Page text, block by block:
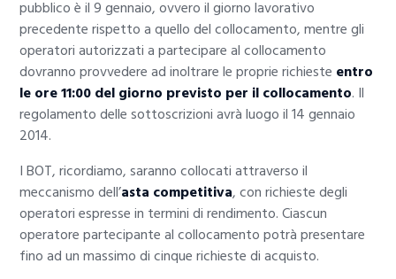
pubblico è il 9 gennaio, ovvero il giorno lavorativo
precedente rispetto a quello del collocamento, mentre gli
operatori autorizzati a partecipare al collocamento
dovranno provvedere ad inoltrare le proprie richieste entro
le ore 11:00 del giorno previsto per il collocamento. Il
regolamento delle sottoscrizioni avrà luogo il 14 gennaio
2014.
I BOT, ricordiamo, saranno collocati attraverso il
meccanismo dell’asta competitiva, con richieste degli
operatori espresse in termini di rendimento. Ciascun
operatore partecipante al collocamento potrà presentare
fino ad un massimo di cinque richieste di acquisto.